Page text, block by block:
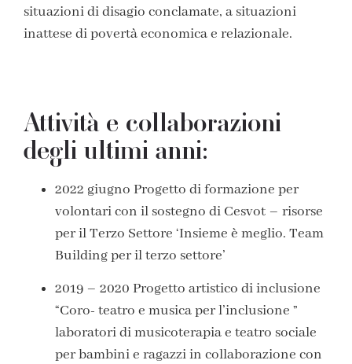
situazioni di disagio conclamate, a situazioni
inattese di povertà economica e relazionale.
Attività e collaborazioni
degli ultimi anni:
2022 giugno Progetto di formazione per
volontari con il sostegno di Cesvot – risorse
per il Terzo Settore ‘Insieme è meglio. Team
Building per il terzo settore’
2019 – 2020 Progetto artistico di inclusione
“Coro- teatro e musica per l’inclusione ”
laboratori di musicoterapia e teatro sociale
per bambini e ragazzi in collaborazione con